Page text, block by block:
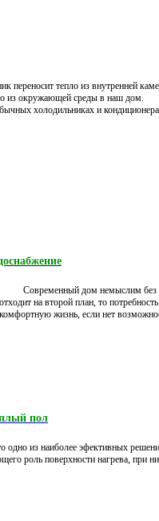
тепло из внутренней
из окружающей среды в наш дом.
холодильниках и
Современный дом немыслим без
отходит на второй план, то
комфортную жизнь, если нет
пол
из наиболее эфективных
роль поверхности нагрева, при